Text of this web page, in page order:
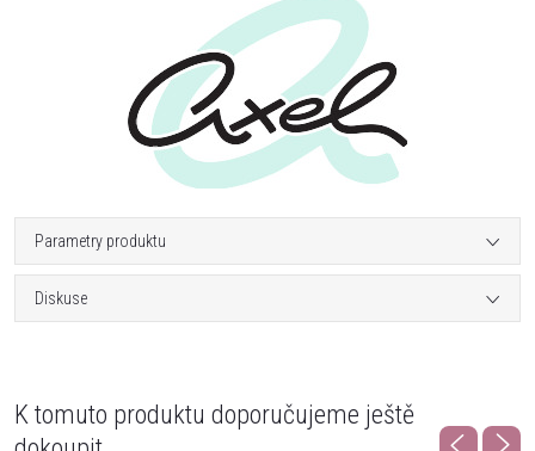
Parametry produktu
Diskuse
K tomuto produktu doporučujeme ještě